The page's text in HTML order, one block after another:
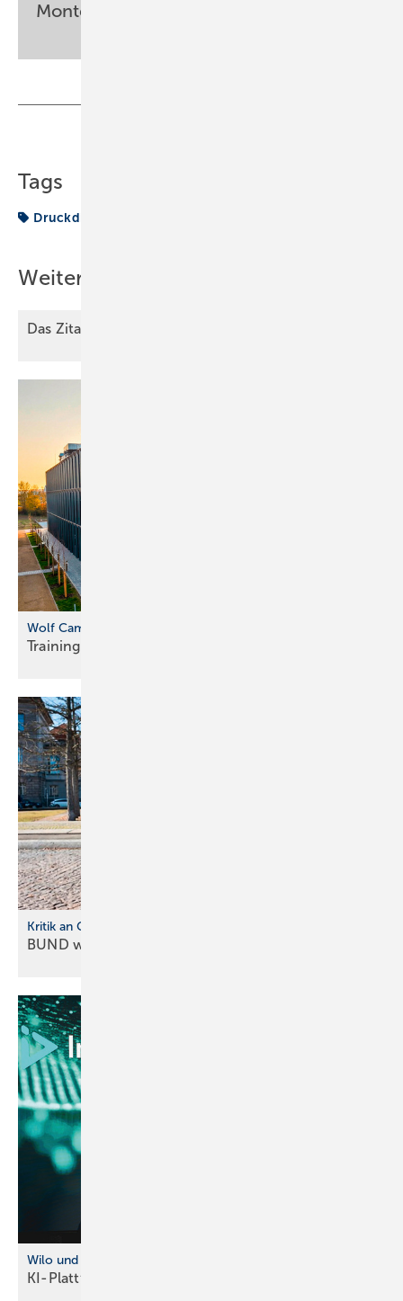
Monteur
Tags
Druckdifferenz
Weitere Inhalte
Das Zitat des
Wolf Campus in Mainburg
Training mit echten
Kritik an Gebäudemode rnisierungsgesetz
BUND warnt vor neuer
Wilo und InstaD eep kooperieren
KI-Plattform für intelligente